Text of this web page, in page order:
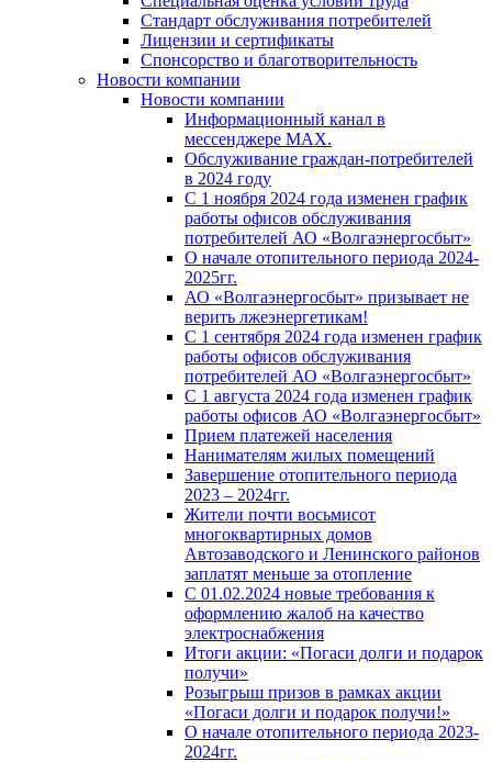
Стандарт обслуживания потребителей
Лицензии и сертификаты
Спонсорство и благотворительность
Новости компании
Новости компании
Информационный канал в
мессенджере MAX.
Обслуживание граждан-потребителей
в 2024 году
С 1 ноября 2024 года изменен график
работы офисов обслуживания
потребителей АО «Волгаэнергосбыт»
О начале отопительного периода 2024-
2025гг.
АО «Волгаэнергосбыт» призывает не
верить лжеэнергетикам!
С 1 сентября 2024 года изменен график
работы офисов обслуживания
потребителей АО «Волгаэнергосбыт»
С 1 августа 2024 года изменен график
работы офисов АО «Волгаэнергосбыт»
Прием платежей населения
Нанимателям жилых помещений
Завершение отопительного периода
2023 – 2024гг.
Жители почти восьмисот
многоквартирных домов
Автозаводского и Ленинского районов
заплатят меньше за отопление
С 01.02.2024 новые требования к
оформлению жалоб на качество
электроснабжения
Итоги акции: «Погаси долги и подарок
получи»
Розыгрыш призов в рамках акции
«Погаси долги и подарок получи!»
О начале отопительного периода 2023-
2024гг.